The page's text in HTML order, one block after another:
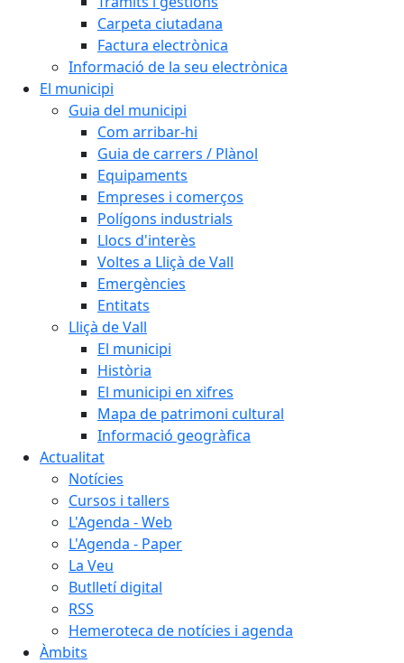
Carpeta ciutadana
Factura electrònica
Informació de la seu electrònica
El municipi
Guia del municipi
Com arribar-hi
Guia de carrers / Plànol
Equipaments
Empreses i comerços
Polígons industrials
Llocs d'interès
Voltes a Lliçà de Vall
Emergències
Entitats
Lliçà de Vall
El municipi
Història
El municipi en xifres
Mapa de patrimoni cultural
Informació geogràfica
Actualitat
Notícies
Cursos i tallers
L'Agenda - Web
L'Agenda - Paper
La Veu
Butlletí digital
RSS
Hemeroteca de notícies i agenda
Àmbits